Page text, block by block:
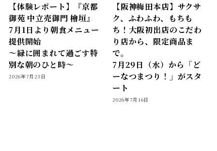
【体験レポート】『京都
御苑 中立売御門 檜垣』
7月1日より朝食メニュー
提供開始
〜緑に囲まれて過ごす特
別な朝のひと時〜
2026年7月23日
【阪神梅田本店】サクサ
ク、ふわふわ、もちも
ち！大阪初出店のこだわ
り店から、限定商品ま
で。
7月29日（水）から「ど
ーなつまつり！」がスタ
ート
2026年7月16日